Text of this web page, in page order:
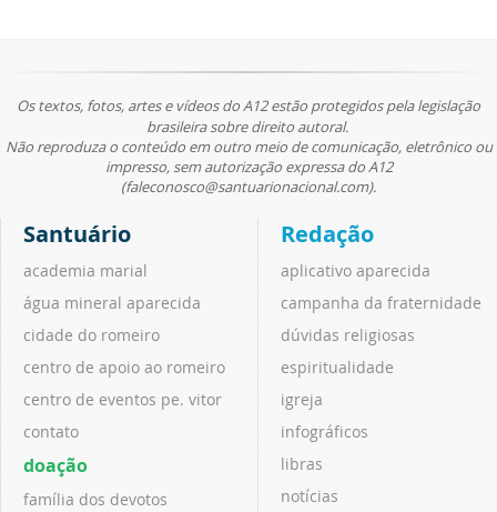
Os textos, fotos, artes e vídeos do A12 estão protegidos pela legislação
brasileira sobre direito autoral.
Não reproduza o conteúdo em outro meio de comunicação, eletrônico ou
impresso, sem autorização expressa do A12
(faleconosco@santuarionacional.com).
Santuário
academia marial
água mineral aparecida
cidade do romeiro
centro de apoio ao romeiro
centro de eventos pe. vitor
contato
doação
família dos devotos
Redação
aplicativo aparecida
campanha da fraternidade
dúvidas religiosas
espiritualidade
igreja
infográficos
libras
notícias